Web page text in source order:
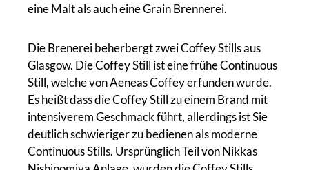
eine Malt als auch eine Grain Brennerei.
Die Brenerei beherbergt zwei Coffey Stills aus
Glasgow. Die Coffey Still ist eine frühe Continuous
Still, welche von Aeneas Coffey erfunden wurde.
Es heißt dass die Coffey Still zu einem Brand mit
intensiverem Geschmack führt, allerdings ist Sie
deutlich schwieriger zu bedienen als moderne
Continuous Stills. Ursprünglich Teil von Nikkas